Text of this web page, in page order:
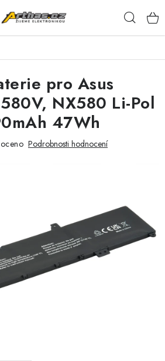
pro Asus
NX580 Li-Pol
47Wh
Podrobnosti hodnocení